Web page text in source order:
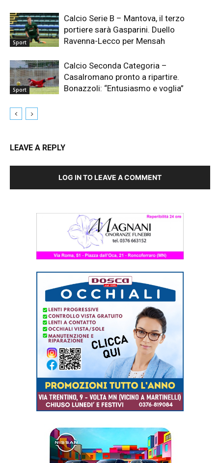
Sport
Calcio Serie B – Mantova, il terzo
portiere sarà Gasparini. Duello
Ravenna-Lecco per Mensah
Sport
Calcio Seconda Categoria –
Casalromano pronto a ripartire.
Bonazzoli: “Entusiasmo e voglia”
LEAVE A REPLY
LOG IN TO LEAVE A COMMENT